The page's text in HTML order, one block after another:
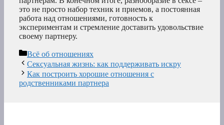
это не просто набор техник и приемов, а постоянная
работа над отношениями, готовность к
экспериментам и стремление доставить удовольствие
своему партнеру.
Рубрики
Всё об отношениях
Сексуальная жизнь: как поддерживать искру
Как построить хорошие отношения с
родственниками партнера